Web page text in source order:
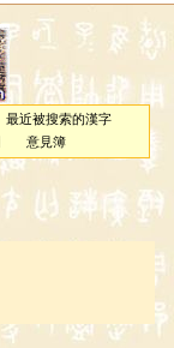
最近被搜索的漢字
意見簿